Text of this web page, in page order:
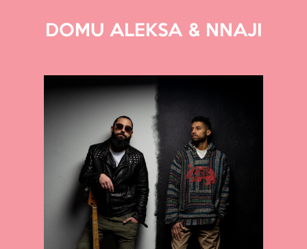
DOMU ALEKSA & NNAJI